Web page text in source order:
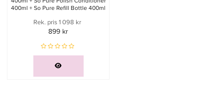
400ml + So Pure Refill Bottle 400ml
Rek. pris 1 098 kr
899 kr